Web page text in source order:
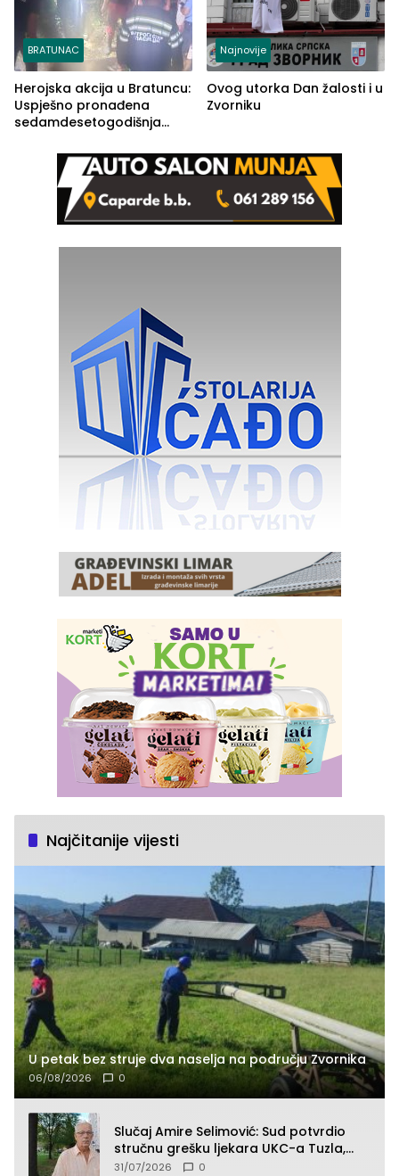
BRATUNAC
Herojska akcija u Bratuncu:
Uspješno pronađena
sedamdesetogodišnja
Kravice.
Najnovije
Ovog utorka Dan žalosti i u
Zvorniku
Najčitanije vijesti
U petak bez struje dva naselja na području Zvornika
06/08/2026 0
Slučaj Amire Selimović: Sud potvrdio
stručnu grešku ljekara UKC-a Tuzla,
presudan dokaz ostala obdukcija
31/07/2026 0